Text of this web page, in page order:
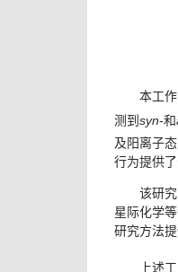
本工
测到 syn-和
及阳离子
行为提供
该研
星际化学
研究方法
上述